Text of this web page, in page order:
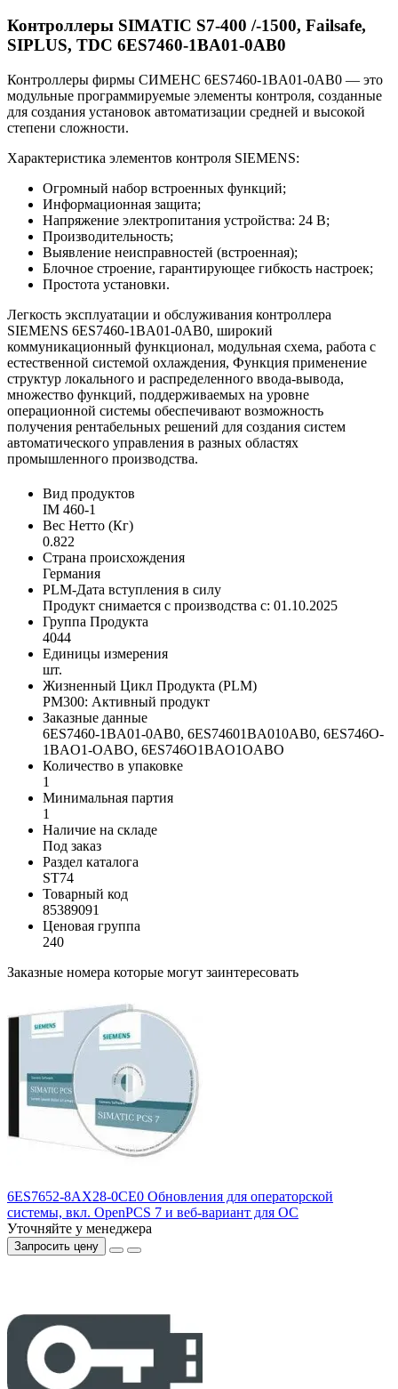
Контроллеры SIMATIC S7-400 /-1500, Failsafe,
SIPLUS, TDC 6ES7460-1BA01-0AB0
Контроллеры фирмы СИМЕНС 6ES7460-1BA01-0AB0 — это
модульные программируемые элементы контроля, созданные
для создания установок автоматизации средней и высокой
степени сложности.
Характеристика элементов контроля SIEMENS:
Огромный набор встроенных функций;
Информационная защита;
Напряжение электропитания устройства: 24 В;
Производительность;
Выявление неисправностей (встроенная);
Блочное строение, гарантирующее гибкость настроек;
Простота установки.
Легкость эксплуатации и обслуживания контроллера
SIEMENS 6ES7460-1BA01-0AB0, широкий
коммуникационный функционал, модульная схема, работа с
естественной системой охлаждения, Функция применение
структур локального и распределенного ввода-вывода,
множество функций, поддерживаемых на уровне
операционной системы обеспечивают возможность
получения рентабельных решений для создания систем
автоматического управления в разных областях
промышленного производства.
Вид продуктов
IM 460-1
Вес Нетто (Кг)
0.822
Страна происхождения
Германия
PLM-Дата вступления в силу
Продукт снимается с производства с: 01.10.2025
Группа Продукта
4044
Единицы измерения
шт.
Жизненный Цикл Продукта (PLM)
PM300: Активный продукт
Заказные данные
6ES7460-1BA01-0AB0, 6ES74601BA010AB0, 6ES746O-
1BAO1-OABO, 6ES746O1BAO1OABO
Количество в упаковке
1
Минимальная партия
1
Наличие на складе
Под заказ
Раздел каталога
ST74
Товарный код
85389091
Ценовая группа
240
Заказные номера которые могут заинтересовать
6ES7652-8AX28-0CE0 Обновления для операторской
системы, вкл. OpenPCS 7 и веб-вариант для ОС
Уточняйте у менеджера
Запросить цену